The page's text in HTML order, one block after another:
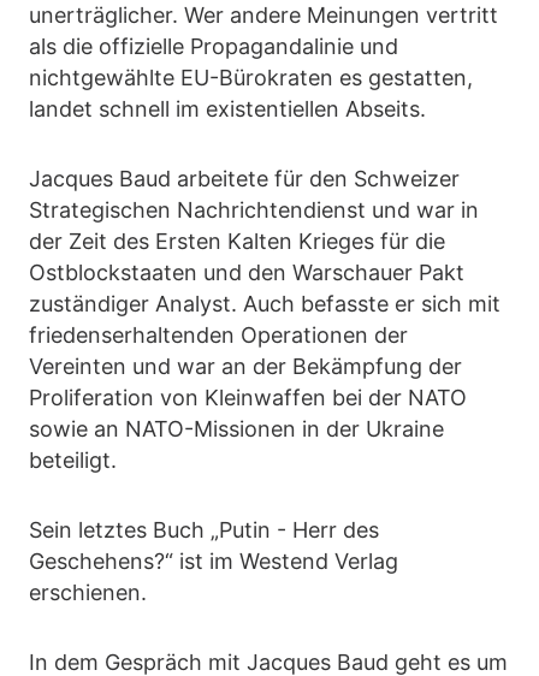
unerträglicher. Wer andere Meinungen vertritt
als die offizielle Propagandalinie und
nichtgewählte EU-Bürokraten es gestatten,
landet schnell im existentiellen Abseits.
Jacques Baud arbeitete für den Schweizer
Strategischen Nachrichtendienst und war in
der Zeit des Ersten Kalten Krieges für die
Ostblockstaaten und den Warschauer Pakt
zuständiger Analyst. Auch befasste er sich mit
friedenserhaltenden Operationen der
Vereinten und war an der Bekämpfung der
Proliferation von Kleinwaffen bei der NATO
sowie an NATO-Missionen in der Ukraine
beteiligt.
Sein letztes Buch „Putin - Herr des
Geschehens?“ ist im Westend Verlag
erschienen.
In dem Gespräch mit Jacques Baud geht es um